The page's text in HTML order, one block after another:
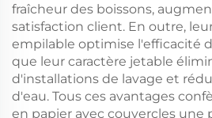
fraîcheur des boissons,
satisfaction client. En outre,
empilable optimise l'efficacité
que leur caractère jetable
d'installations de lavage et
d'eau. Tous ces avantages
en papier avec couvercles une